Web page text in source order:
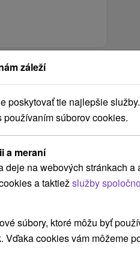
podľa aktuálneho
prevádzkových
AQUAPARKu
AQUAPARKu + 1
podujatia v hoteli
oblečení! Z
aby
klientmi
procedúry nad
a môžu byt
sa neposkytujú v
záleží
poskytovať tie najlepšie
súborov cookies.
a meraní
deje na webových stránkach
a taktiež služby
súbory, ktoré môžu byť
Vďaka cookies vám môžeme